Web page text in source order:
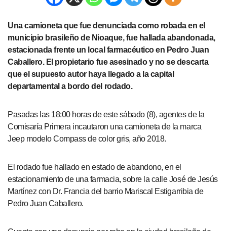
Una camioneta que fue denunciada como robada en el
municipio brasileño de Nioaque, fue hallada abandonada,
estacionada frente un local farmacéutico en Pedro Juan
Caballero. El propietario fue asesinado y no se descarta
que el supuesto autor haya llegado a la capital
departamental a bordo del rodado.
Pasadas las 18:00 horas de este sábado (8), agentes de la
Comisaría Primera incautaron una camioneta de la marca
Jeep modelo Compass de color gris, año 2018.
El rodado fue hallado en estado de abandono, en el
estacionamiento de una farmacia, sobre la calle José de Jesús
Martínez con Dr. Francia del barrio Mariscal Estigarribia de
Pedro Juan Caballero.